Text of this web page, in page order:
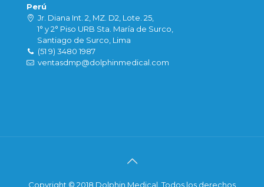
Perú
Jr. Diana Int. 2, MZ. D2, Lote. 25,
1° y 2° Piso URB Sta. María de Surco,
Santiago de Surco, Lima
(51 9) 3480 1987
ventasdmp@dolphinmedical.com
Copyright © 2018 Dolphin Medical. Todos los derechos